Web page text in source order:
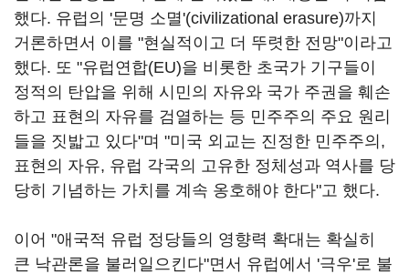
했다. 유럽의 '문명 소멸'(civilizational erasure)까지
거론하면서 이를 "현실적이고 더 뚜렷한 전망"이라고
했다. 또 "유럽연합(EU)을 비롯한 초국가 기구들이
정적의 탄압을 위해 시민의 자유와 국가 주권을 훼손
하고 표현의 자유를 검열하는 등 민주주의 주요 원리
들을 짓밟고 있다"며 "미국 외교는 진정한 민주주의,
표현의 자유, 유럽 각국의 고유한 정체성과 역사를 당
당히 기념하는 가치를 계속 옹호해야 한다"고 했다.
이어 "애국적 유럽 정당들의 영향력 확대는 확실히
큰 낙관론을 불러일으킨다"면서 유럽에서 '극우'로 불